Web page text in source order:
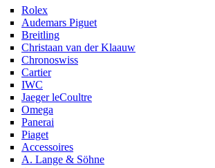
Rolex
Audemars Piguet
Breitling
Christaan van der Klaauw
Chronoswiss
Cartier
IWC
Jaeger leCoultre
Omega
Panerai
Piaget
Accessoires
A. Lange & Söhne